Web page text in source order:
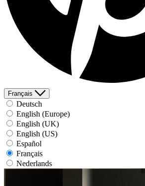
Français
Deutsch
English (Europe)
English (UK)
English (US)
Español
Français
Nederlands